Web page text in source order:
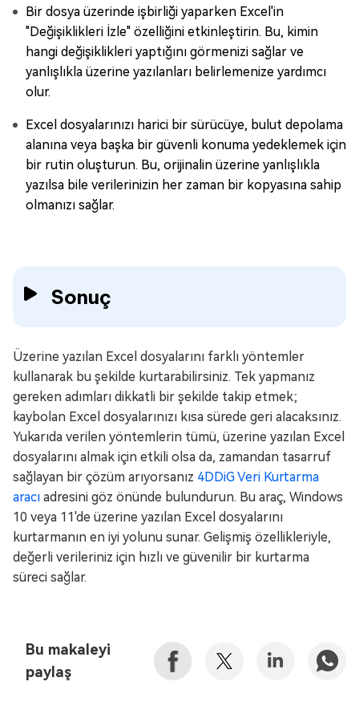
Bir dosya üzerinde işbirliği yaparken Excel'in
"Değişiklikleri İzle" özelliğini etkinleştirin. Bu, kimin
hangi değişiklikleri yaptığını görmenizi sağlar ve
yanlışlıkla üzerine yazılanları belirlemenize yardımcı
olur.
Excel dosyalarınızı harici bir sürücüye, bulut depolama
alanına veya başka bir güvenli konuma yedeklemek için
bir rutin oluşturun. Bu, orijinalin üzerine yanlışlıkla
yazılsa bile verilerinizin her zaman bir kopyasına sahip
olmanızı sağlar.
Sonuç
Üzerine yazılan Excel dosyalarını farklı yöntemler
kullanarak bu şekilde kurtarabilirsiniz. Tek yapmanız
gereken adımları dikkatli bir şekilde takip etmek;
kaybolan Excel dosyalarınızı kısa sürede geri alacaksınız.
Yukarıda verilen yöntemlerin tümü, üzerine yazılan Excel
dosyalarını almak için etkili olsa da, zamandan tasarruf
sağlayan bir çözüm arıyorsanız 4DDiG Veri Kurtarma
aracı adresini göz önünde bulundurun. Bu araç, Windows
10 veya 11'de üzerine yazılan Excel dosyalarını
kurtarmanın en iyi yolunu sunar. Gelişmiş özellikleriyle,
değerli verileriniz için hızlı ve güvenilir bir kurtarma
süreci sağlar.
Bu makaleyi
paylaş